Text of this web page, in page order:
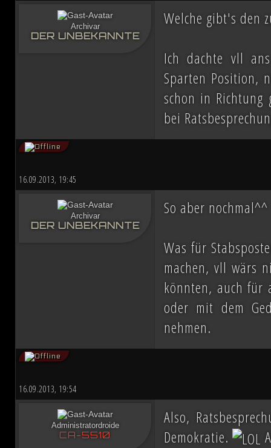
ihn mit der Einnahme von
Eindruck einer erneuten
sichert sich Vesperum die
Vernichtung aller Dissidenten und
Düstere Zeiten ziehen auf.
Schlacht von Endor noch den
nun in weiter Ferne. Der Entscheid
fallen und niemand vermag auch
Planeten aussehen wird....
Archivar
DER UNBEKANNTE
Welche gibt's den
Ich dachte vll
Sparten Position,
schon in Richtung
bei
16.09.2013, 19:45
Archivar
DER UNBEKANNTE
So aber nochmal^^
Was für
machen, vll wärs
könnten, auch für
oder mit dem
nehmen.
16.09.2013, 19:54
Administratordroide
CA-5510
Also,
Demokratie.